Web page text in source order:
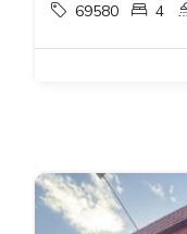
69580 4